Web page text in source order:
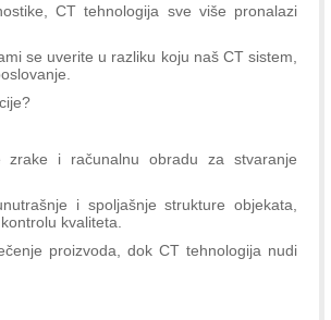
CT tehnologija sve više pronalazi
se uverite u razliku koju naš CT sistem,
zrake i računalnu obradu za stvaranje
i spoljašnje strukture objekata,
kvaliteta.
proizvoda, dok CT tehnologija nudi